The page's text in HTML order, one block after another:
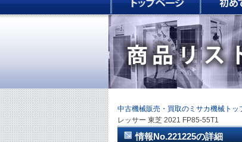
中古機械販売・買取のミサカ機械トッ
レッサー 東芝 2021 FP85-55T1
情報No.221225の詳細